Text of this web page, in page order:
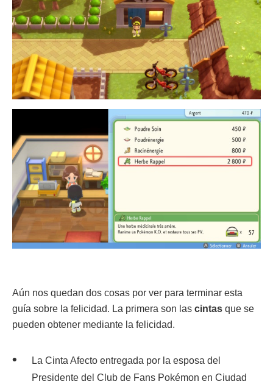
Aún nos quedan dos cosas por ver para terminar esta
guía sobre la felicidad. La primera son las cintas que se
pueden obtener mediante la felicidad.
La Cinta Afecto entregada por la esposa del
Presidente del Club de Fans Pokémon en Ciudad